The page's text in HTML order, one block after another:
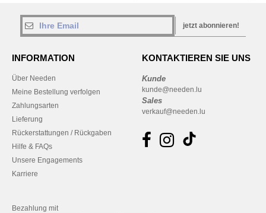
jetzt abonnieren!
INFORMATION
Über Needen
Meine Bestellung verfolgen
Zahlungsarten
Lieferung
Rückerstattungen / Rückgaben
Hilfe & FAQs
Unsere Engagements
Karriere
KONTAKTIEREN SIE UNS
Kunde
kunde@needen.lu
Sales
verkauf@needen.lu
Bezahlung mit